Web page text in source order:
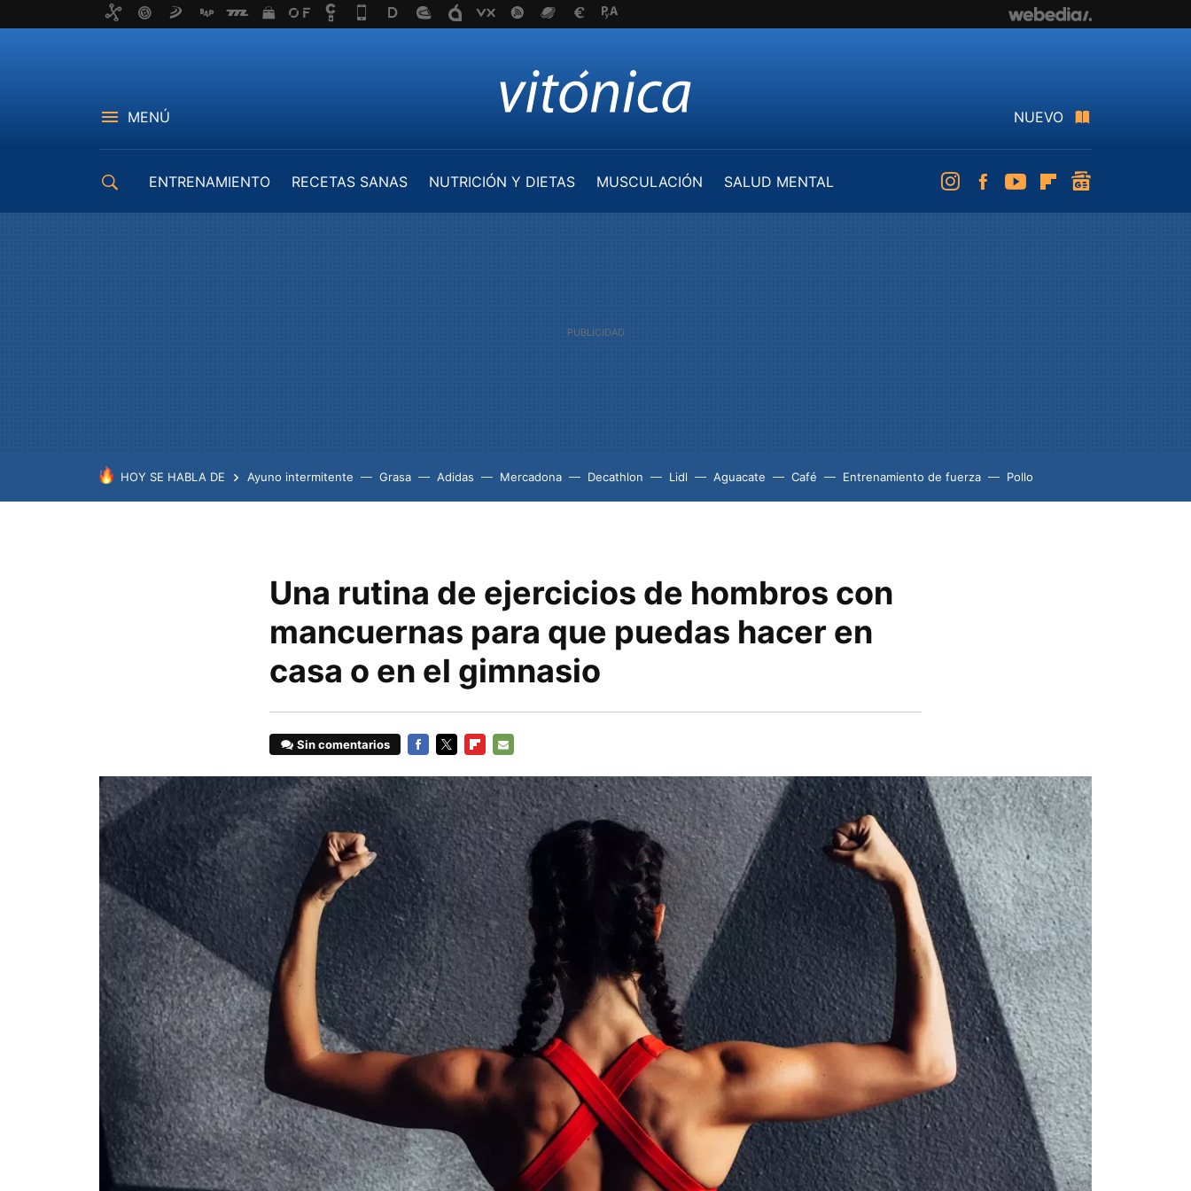
MENÚ NUEVO
ENTRENAMIENTO RECETAS SANAS NUTRICIÓN Y DIETAS MUSCULACIÓN
SALUD MENTAL
InstagramFacebookYoutubeFlipboard
HOY SE HABLA DE Ayuno intermitente Grasa Adidas Mercadona Decathlon Lidl Aguacate Café Entrenamiento de fuerza Pollo
Una rutina de ejercicios de hombros con
mancuernas para que puedas hacer en
casa o en el gimnasio
Sin comentarios
MAIL